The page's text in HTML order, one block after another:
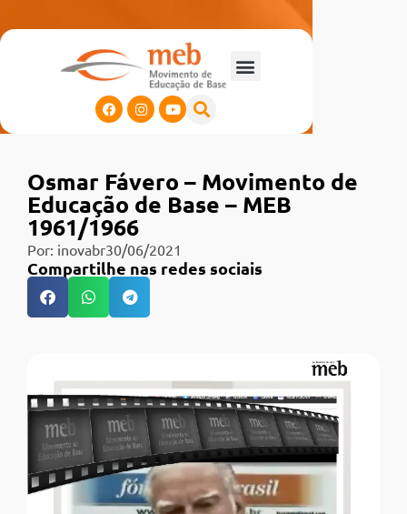
Osmar Fávero – Movimento de
Educação de Base – MEB
1961/1966
Por: inovabr30/06/2021
Compartilhe nas redes sociais